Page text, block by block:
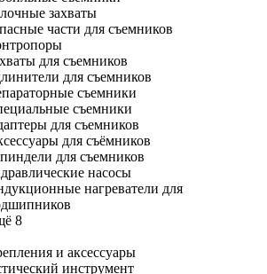
захваты
части для съемников
для съемников
для съемников
съемники
съемники
для съемников
для съёмников
для съемников
насосы
нагреватели для
8
и аксессуары
инструмент